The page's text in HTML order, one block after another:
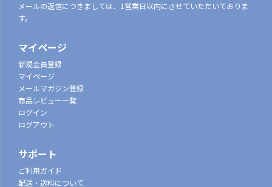
メールの返信につきましては、1営業日以内にさせていただいておりま
す。
マイページ
新規会員登録
マイページ
メールマガジン登録
商品レビュー一覧
ログイン
ログアウト
サポート
ご利用ガイド
配送・送料について